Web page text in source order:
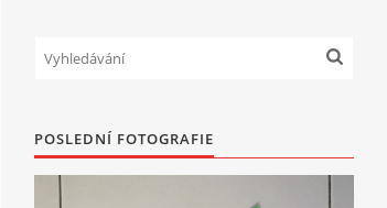
POSLEDNÍ FOTOGRAFIE